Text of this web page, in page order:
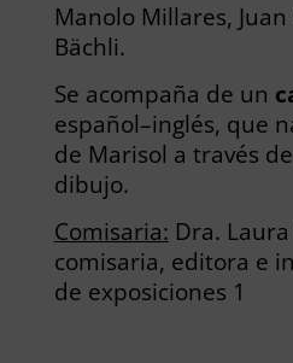
Manolo Millares,
Bächli.
Se acompaña de un
español–inglés, que
de Marisol a través
dibujo.
Comisaria: Dra.
comisaria, editora e
de exposiciones 1